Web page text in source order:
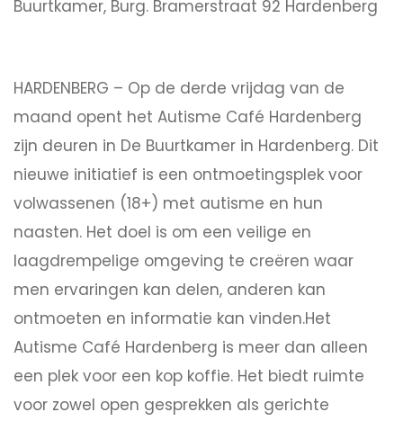
Buurtkamer, Burg. Bramerstraat 92 Hardenberg
HARDENBERG – Op de derde vrijdag van de
maand opent het Autisme Café Hardenberg
zijn deuren in De Buurtkamer in Hardenberg. Dit
nieuwe initiatief is een ontmoetingsplek voor
volwassenen (18+) met autisme en hun
naasten. Het doel is om een veilige en
laagdrempelige omgeving te creëren waar
men ervaringen kan delen, anderen kan
ontmoeten en informatie kan vinden.Het
Autisme Café Hardenberg is meer dan alleen
een plek voor een kop koffie. Het biedt ruimte
voor zowel open gesprekken als gerichte